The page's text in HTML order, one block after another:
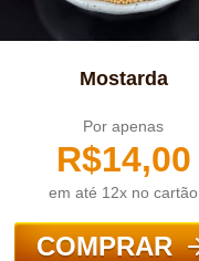
Mostarda
Por apenas
R$14,00
em até 12x no cartão
COMPRAR